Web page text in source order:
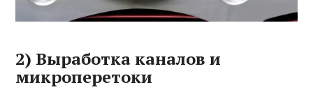
2) Выработка каналов и
микроперетоки